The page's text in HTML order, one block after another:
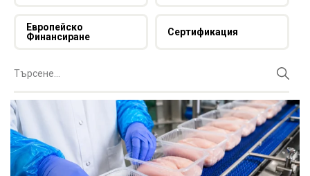
Европейско
Финансиране
Сертификация